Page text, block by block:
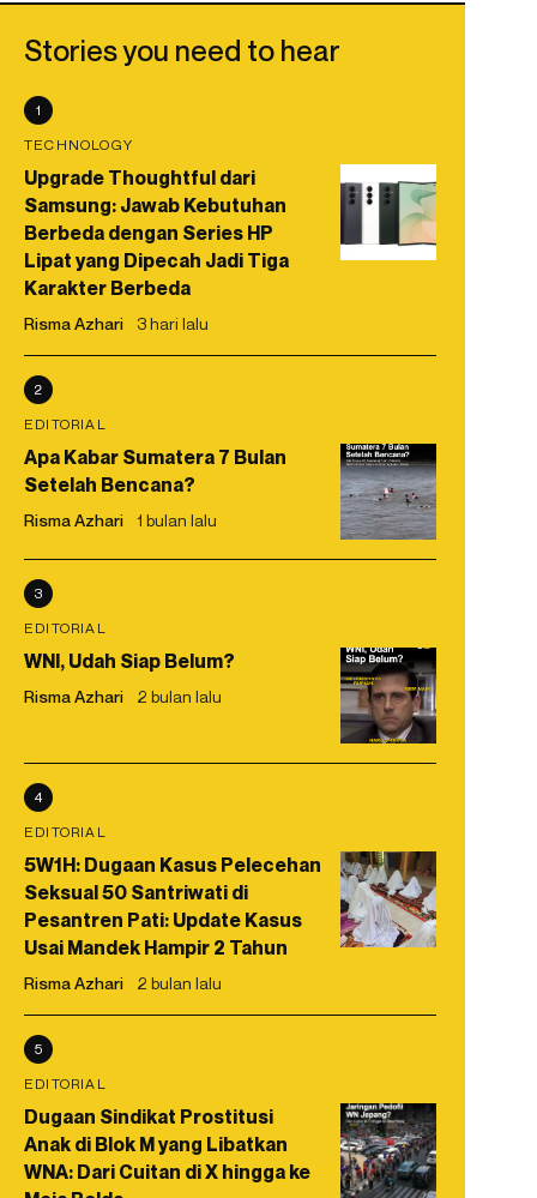
Stories you need to hear
1
TECHNOLOGY
Upgrade Thoughtful dari
Samsung: Jawab Kebutuhan
Berbeda dengan Series HP
Lipat yang Dipecah Jadi Tiga
Karakter Berbeda
Risma Azhari 3 hari lalu
2
EDITORIAL
Apa Kabar Sumatera 7 Bulan
Setelah Bencana?
Risma Azhari 1 bulan lalu
3
EDITORIAL
WNI, Udah Siap Belum?
Risma Azhari 2 bulan lalu
4
EDITORIAL
5W1H: Dugaan Kasus Pelecehan
Seksual 50 Santriwati di
Pesantren Pati: Update Kasus
Usai Mandek Hampir 2 Tahun
Risma Azhari 2 bulan lalu
5
EDITORIAL
Dugaan Sindikat Prostitusi
Anak di Blok M yang Libatkan
WNA: Dari Cuitan di X hingga ke